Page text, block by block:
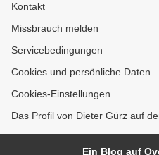
Kontakt
Missbrauch melden
Servicebedingungen
Cookies und persönliche Daten
Cookies-Einstellungen
Das Profil von Dieter Gürz auf
Ein Blog auf